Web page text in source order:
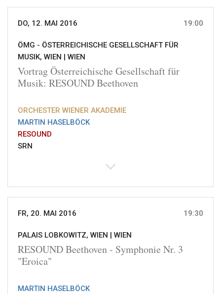
DO, 12. MAI 2016 19:00
ÖMG - ÖSTERREICHISCHE GESELLSCHAFT FÜR
MUSIK, WIEN | WIEN
Vortrag Österreichische Gesellschaft für
Musik: RESOUND Beethoven
ORCHESTER WIENER AKADEMIE
MARTIN HASELBÖCK
RESOUND
SRN
FR, 20. MAI 2016 19:30
PALAIS LOBKOWITZ, WIEN | WIEN
RESOUND Beethoven - Symphonie Nr. 3
"Eroica"
MARTIN HASELBÖCK